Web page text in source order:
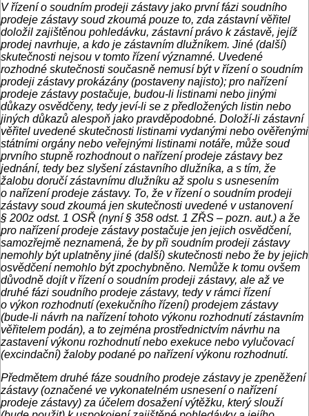
V řízení o soudním prodeji zástavy jako první fázi soudního
prodeje zástavy soud zkoumá pouze to, zda zástavní věřitel
doložil zajištěnou pohledávku, zástavní právo k zástavě, jejíž
prodej navrhuje, a kdo je zástavním dlužníkem. Jiné (další)
skutečnosti nejsou v tomto řízení významné. Uvedené
rozhodné skutečnosti současně nemusí být v řízení o soudním
prodeji zástavy prokázány (postaveny najisto); pro nařízení
prodeje zástavy postačuje, budou-li listinami nebo jinými
důkazy osvědčeny, tedy jeví-li se z předložených listin nebo
jiných důkazů alespoň jako pravděpodobné. Doloží-li zástavní
věřitel uvedené skutečnosti listinami vydanými nebo ověřenými
státními orgány nebo veřejnými listinami notáře, může soud
prvního stupně rozhodnout o nařízení prodeje zástavy bez
jednání, tedy bez slyšení zástavního dlužníka, a s tím, že
žalobu doručí zástavnímu dlužníku až spolu s usnesením
o nařízení prodeje zástavy. To, že v řízení o soudním prodeji
zástavy soud zkoumá jen skutečnosti uvedené v ustanovení
§ 200z odst. 1 OSŘ (nyní § 358 odst. 1 ZŘS – pozn. aut.) a že
pro nařízení prodeje zástavy postačuje jen jejich osvědčení,
samozřejmě neznamená, že by při soudním prodeji zástavy
nemohly být uplatněny jiné (další) skutečnosti nebo že by jejich
osvědčení nemohlo být zpochybněno. Nemůže k tomu ovšem
důvodně dojít v řízení o soudním prodeji zástavy, ale až ve
druhé fázi soudního prodeje zástavy, tedy v rámci řízení
o výkon rozhodnutí (exekučního řízení) prodejem zástavy
(bude-li návrh na nařízení tohoto výkonu rozhodnutí zástavním
věřitelem podán), a to zejména prostřednictvím návrhu na
zastavení výkonu rozhodnutí nebo exekuce nebo vylučovací
(excindační) žaloby podané po nařízení výkonu rozhodnutí.
Předmětem druhé fáze soudního prodeje zástavy je zpeněžení
zástavy (označené ve vykonatelném usnesení o nařízení
prodeje zástavy) za účelem dosažení výtěžku, který slouží